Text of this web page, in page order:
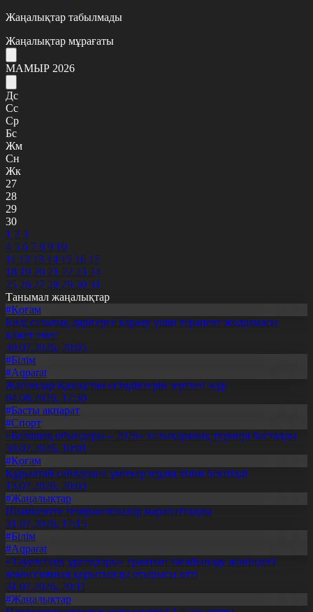
Жаңалықтар табылмады
Жаңалықтар мұрағаты
МАМЫР 2026
Дс
Сс
Ср
Бс
Жм
Сн
Жк
27
28
29
30
1 2 3
4 5 6 7 8 9 10
11 12 13 14 15 16 17
18 19 20 21 22 23 24
25 26 27 28 29 30 31
Танымал жаңалықтар
#Қоғам
Енді салалық дәрігерге қаралу үшін терапевт жолдамасы
қажет емес
30.07.2026, 20:05
#Білім
#Aqparat
Жапондар Қазақстан өсімдіктерін зерттеп жүр
04.08.2026, 17:30
#Басты ақпарат
#Спорт
«Болашақ ойындары – 2026» халықаралық турнирі басталды
30.07.2026, 10:01
#Қоғам
Құрылтай сайлауына үміткерлердің тізімі бекітілді
13.07.2026, 20:03
#Жаңалықтар
Шымкентте теміржолшылар марапатталды
31.07.2026, 17:15
#Білім
#Aqparat
«Тәуелсіздік ұрпақтары» грантын тағайындау жөніндегі
комиссияның қорытынды отырысы өтті
31.07.2026, 20:11
#Жаңалықтар